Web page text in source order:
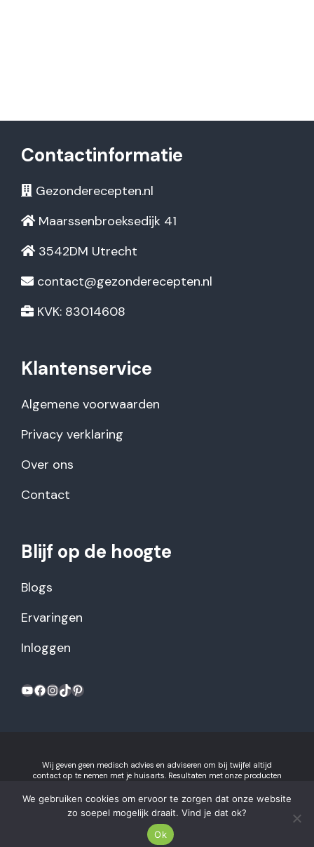
Contactinformatie
Gezonderecepten.nl
Maarssenbroeksedijk 41
3542DM Utrecht
contact@gezonderecepten.nl
KVK: 83014608
Klantenservice
Algemene voorwaarden
Privacy verklaring
Over ons
Contact
Blijf op de hoogte
Blogs
Ervaringen
Inloggen
Wij geven geen medisch advies en adviseren om bij twijfel altijd
contact op te nemen met je huisarts. Resultaten met onze producten
privacyverklaring
Gezonderecepten.nl is onderdeel van Recept voor Succes B.V.
2026 © Gezonderecepten.nl.
We gebruiken cookies om ervoor te zorgen dat onze website
zo soepel mogelijk draait. Vind je dat ok?
Ok